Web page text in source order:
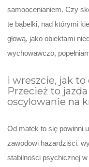
samoocenianiem. Czy
te bąbelki, nad którymi
głową, jako obiektami
wychowawczo,
i wreszcie, jak
Przecież to
oscylowanie na
Od matek to się powinni
zawodowi hazardziści.
stabilności psychicznej